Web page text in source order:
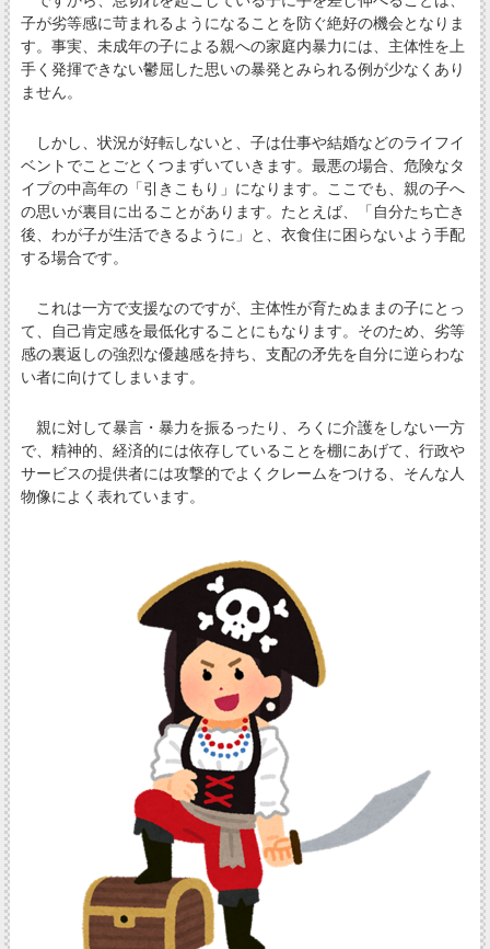
子が劣等感に苛まれるようになることを防ぐ絶好の機会となりま
す。事実、未成年の子による親への家庭内暴力には、主体性を上
手く発揮できない鬱屈した思いの暴発とみられる例が少なくあり
ません。
しかし、状況が好転しないと、子は仕事や結婚などのライフイ
ベントでことごとくつまずいていきます。最悪の場合、危険なタ
イプの中高年の「引きこもり」になります。ここでも、親の子へ
の思いが裏目に出ることがあります。たとえば、「自分たち亡き
後、わが子が生活できるように」と、衣食住に困らないよう手配
する場合です。
これは一方で支援なのですが、主体性が育たぬままの子にとっ
て、自己肯定感を最低化することにもなります。そのため、劣等
感の裏返しの強烈な優越感を持ち、支配の矛先を自分に逆らわな
い者に向けてしまいます。
親に対して暴言・暴力を振るったり、ろくに介護をしない一方
で、精神的、経済的には依存していることを棚にあげて、行政や
サービスの提供者には攻撃的でよくクレームをつける、そんな人
物像によく表れています。